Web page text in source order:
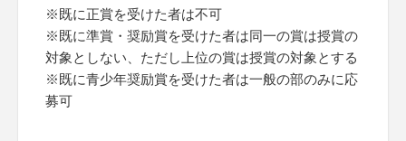
※既に正賞を受けた者は不可
※既に準賞・奨励賞を受けた者は同一の賞は授賞の
対象としない、ただし上位の賞は授賞の対象とする
※既に青少年奨励賞を受けた者は一般の部のみに応
募可